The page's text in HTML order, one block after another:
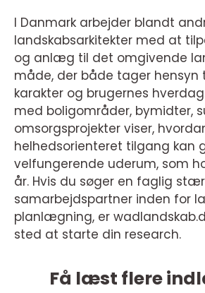
I Danmark arbejder blandt
landskabsarkitekter med at
og anlæg til det omgivende
måde, der både tager hensyn
karakter og brugernes
med boligområder, bymidter,
omsorgsprojekter viser,
helhedsorienteret tilgang kan
velfungerende uderum, som
år. Hvis du søger en faglig
samarbejdspartner inden for
planlægning, er
sted at starte din research.
Få læst flere